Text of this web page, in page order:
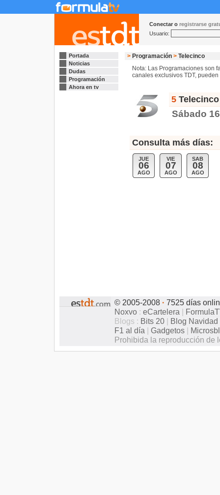
Conectar o registrarse
Usuario:
Portada
Noticias
Dudas
Programación
Ahora en tv
> Programación > Telecinco
Nota: Las Programaciones son
canales exclusivos TDT,
5
Sábado
Consulta más días:
JUE
06
AGO
VIE
07
AGO
SAB
08
AGO
© 2005-2008 · 7525 días
Noxvo : eCartelera |
Blogs : Bits 20 | Blog Navidad
F1 al día | Gadgetos |
Prohibida la reproducción de